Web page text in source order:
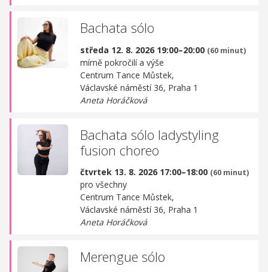
Bachata sólo
středa 12. 8. 2026 19:00–20:00 (60 minut)
mírně pokročilí a výše
Centrum Tance Můstek,
Václavské náměstí 36, Praha 1
Aneta Horáčková
Bachata sólo ladystyling
fusion choreo
čtvrtek 13. 8. 2026 17:00–18:00 (60 minut)
pro všechny
Centrum Tance Můstek,
Václavské náměstí 36, Praha 1
Aneta Horáčková
Merengue sólo